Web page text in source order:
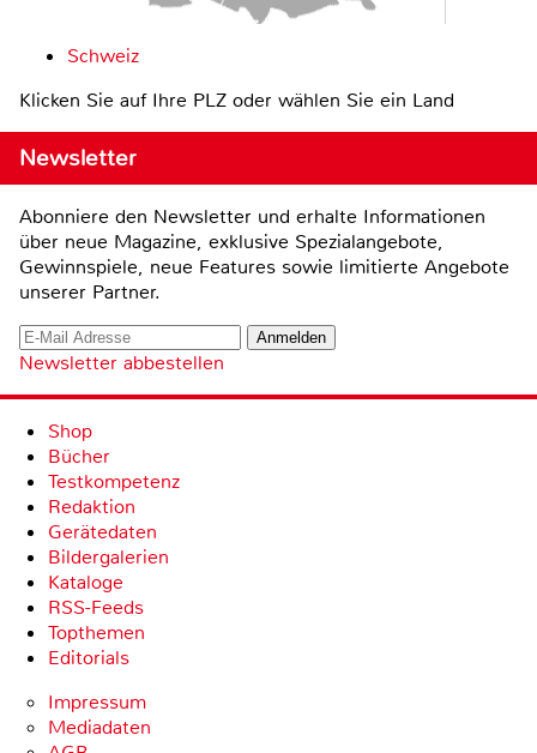
Schweiz
Klicken Sie auf Ihre PLZ oder wählen Sie ein Land
Newsletter
Abonniere den Newsletter und erhalte Informationen
über neue Magazine, exklusive Spezialangebote,
Gewinnspiele, neue Features sowie limitierte Angebote
unserer Partner.
Newsletter abbestellen
Shop
Bücher
Testkompetenz
Redaktion
Gerätedaten
Bildergalerien
Kataloge
RSS-Feeds
Topthemen
Editorials
Impressum
Mediadaten